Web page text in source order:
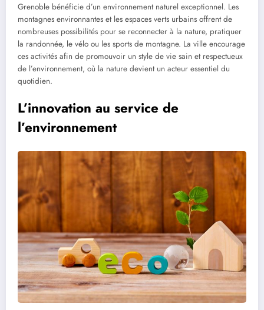
Grenoble bénéficie d’un environnement naturel exceptionnel. Les
montagnes environnantes et les espaces verts urbains offrent de
nombreuses possibilités pour se reconnecter à la nature, pratiquer
la randonnée, le vélo ou les sports de montagne. La ville encourage
ces activités afin de promouvoir un style de vie sain et respectueux
de l’environnement, où la nature devient un acteur essentiel du
quotidien.
L’innovation au service de
l’environnement